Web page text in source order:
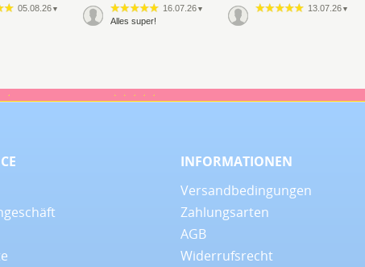
05.08.26 ▼ 16.07.26 ▼
Alles super!
13.07.26 ▼
08.06.26▼ 29.05.26▼
INFORMATIONEN
Versandbedingungen
Zahlungsarten
AGB
Widerrufsrecht